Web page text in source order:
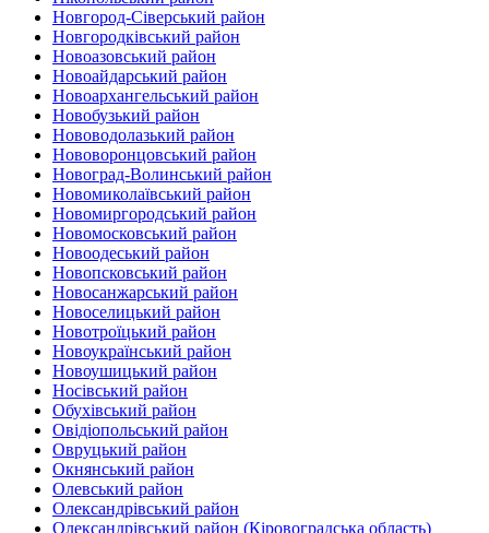
Новгород-Сіверський район
Новгородківський район
Новоазовський район
Новоайдарський район‎
Новоархангельський район
Новобузький район‎
Нововодолазький район
Нововоронцовський район‎
Новоград-Волинський район
Новомиколаївський район‎
Новомиргородський район
Новомосковський район
Новоодеський район‎
Новопсковський район‎
Новосанжарський район
Новоселицький район
Новотроїцький район
Новоукраїнський район
Новоушицький район
Носівський район
Обухівський район
Овідіопольський район‎
Овруцький район‎
Окнянський район
Олевський район‎
Олександрівський район
Олександрівський район (Кіровоградська область)